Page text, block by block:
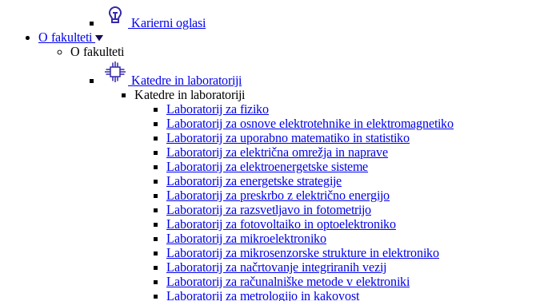
Karierni oglasi
O fakulteti
O fakulteti
Katedre in laboratoriji
Katedre in laboratoriji
Laboratorij za fiziko
Laboratorij za osnove elektrotehnike in elektromagnetiko
Laboratorij za uporabno matematiko in statistiko
Laboratorij za električna omrežja in naprave
Laboratorij za elektroenergetske sisteme
Laboratorij za energetske strategije
Laboratorij za preskrbo z električno energijo
Laboratorij za razsvetljavo in fotometrijo
Laboratorij za fotovoltaiko in optoelektroniko
Laboratorij za mikroelektroniko
Laboratorij za mikrosenzorske strukture in elektroniko
Laboratorij za načrtovanje integriranih vezij
Laboratorij za računalniške metode v elektroniki
Laboratorij za metrologijo in kakovost